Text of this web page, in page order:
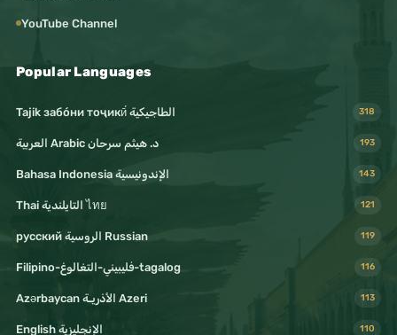
YouTube Channel
Popular Languages
Tajik забо́ни тоҷикӣ́ الطاجيكية 318
د. هيثم سرحان Arabic العربية 193
Bahasa Indonesia الإندونيسية 143
Thai التايلندية ไทย 121
русский الروسية Russian 119
Filipino-فليبيني-التغالوغ-tagalog 116
Azərbaycan الأذريـة Azeri 113
English الإنجليزية 110